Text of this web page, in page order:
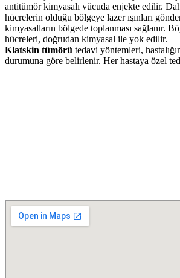
antitümör kimyasalı vücuda enjekte edilir.
hücrelerin olduğu bölgeye lazer ışınları
kimyasalların bölgede toplanması sağlanır.
hücreleri, doğrudan kimyasal ile yok edilir.
Klatskin tümörü tedavi yöntemleri,
durumuna göre belirlenir. Her hastaya özel